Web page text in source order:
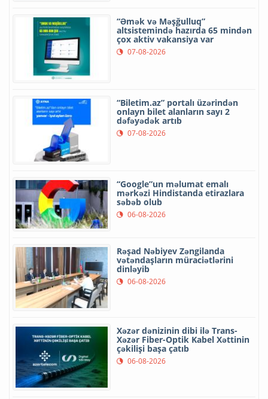
“Əmək və Məşğulluq”
altsistemində hazırda 65 mindən
çox aktiv vakansiya var
07-08-2026
“Biletim.az” portalı üzərindən
onlayn bilet alanların sayı 2
dəfəyədək artıb
07-08-2026
“Google”un məlumat emalı
mərkəzi Hindistanda etirazlara
səbəb olub
06-08-2026
Rəşad Nəbiyev Zəngilanda
vətəndaşların müraciətlərini
dinləyib
06-08-2026
Xəzər dənizinin dibi ilə Trans-
Xəzər Fiber-Optik Kabel Xəttinin
çəkilişi başa çatıb
06-08-2026